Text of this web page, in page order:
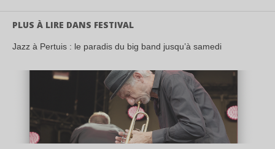
PLUS À LIRE DANS FESTIVAL
Jazz à Pertuis : le paradis du big band jusqu’à samedi